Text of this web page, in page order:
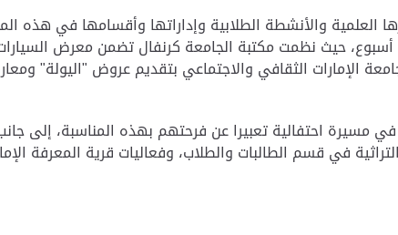
العلمية والأنشطة الطلابية وإداراتها وأقسامها في هذه
حيث نظمت مكتبة الجامعة كرنفال تضمن معرض
الإمارات الثقافي والاجتماعي بتقديم عروض "اليولة"
مسيرة احتفالية تعبيرا عن فرحتهم بهذه المناسبة، إلى
في قسم الطالبات والطلاب، وفعاليات قرية المعرفة